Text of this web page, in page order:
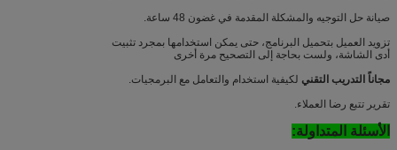
صيانة حل التوجيه والمشكلة المقدمة في غضون 48 ساعة.
تزويد العميل بتحميل البرنامج، حتى يمكن استخدامها بمجرد تثبيت
أدى الشاشة، ولست بحاجة إلى التصحيح مرة أخرى
مجاناً التدريب التقني لكيفية استخدام والتعامل مع البرمجيات.
تقرير تتبع رضا العملاء.
الأسئلة المتداولة: